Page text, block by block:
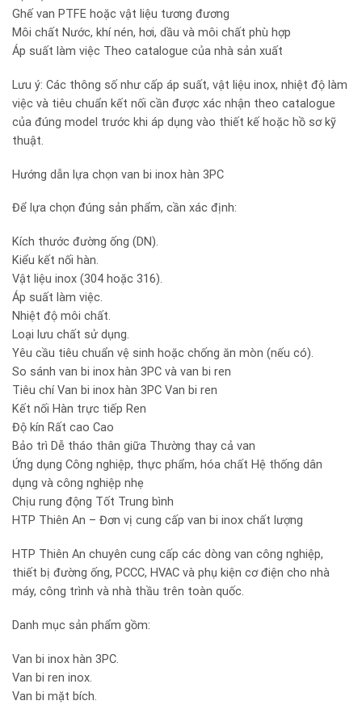
Ghế van PTFE hoặc vật liệu tương đương
Môi chất Nước, khí nén, hơi, dầu và môi chất phù hợp
Áp suất làm việc Theo catalogue của nhà sản xuất
Lưu ý: Các thông số như cấp áp suất, vật liệu inox, nhiệt độ làm
việc và tiêu chuẩn kết nối cần được xác nhận theo catalogue
của đúng model trước khi áp dụng vào thiết kế hoặc hồ sơ kỹ
thuật.
Hướng dẫn lựa chọn van bi inox hàn 3PC
Để lựa chọn đúng sản phẩm, cần xác định:
Kích thước đường ống (DN).
Kiểu kết nối hàn.
Vật liệu inox (304 hoặc 316).
Áp suất làm việc.
Nhiệt độ môi chất.
Loại lưu chất sử dụng.
Yêu cầu tiêu chuẩn vệ sinh hoặc chống ăn mòn (nếu có).
So sánh van bi inox hàn 3PC và van bi ren
Tiêu chí Van bi inox hàn 3PC Van bi ren
Kết nối Hàn trực tiếp Ren
Độ kín Rất cao Cao
Bảo trì Dễ tháo thân giữa Thường thay cả van
Ứng dụng Công nghiệp, thực phẩm, hóa chất Hệ thống dân
dụng và công nghiệp nhẹ
Chịu rung động Tốt Trung bình
HTP Thiên An – Đơn vị cung cấp van bi inox chất lượng
HTP Thiên An chuyên cung cấp các dòng van công nghiệp,
thiết bị đường ống, PCCC, HVAC và phụ kiện cơ điện cho nhà
máy, công trình và nhà thầu trên toàn quốc.
Danh mục sản phẩm gồm:
Van bi inox hàn 3PC.
Van bi ren inox.
Van bi mặt bích.